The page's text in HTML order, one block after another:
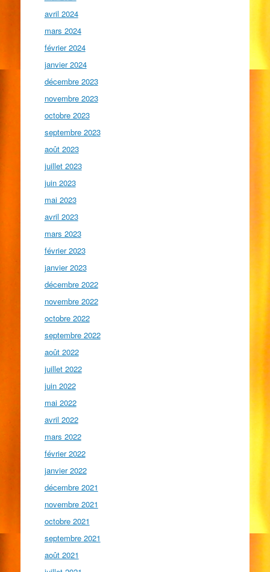
avril 2024
mars 2024
février 2024
janvier 2024
décembre 2023
novembre 2023
octobre 2023
septembre 2023
août 2023
juillet 2023
juin 2023
mai 2023
avril 2023
mars 2023
février 2023
janvier 2023
décembre 2022
novembre 2022
octobre 2022
septembre 2022
août 2022
juillet 2022
juin 2022
mai 2022
avril 2022
mars 2022
février 2022
janvier 2022
décembre 2021
novembre 2021
octobre 2021
septembre 2021
août 2021